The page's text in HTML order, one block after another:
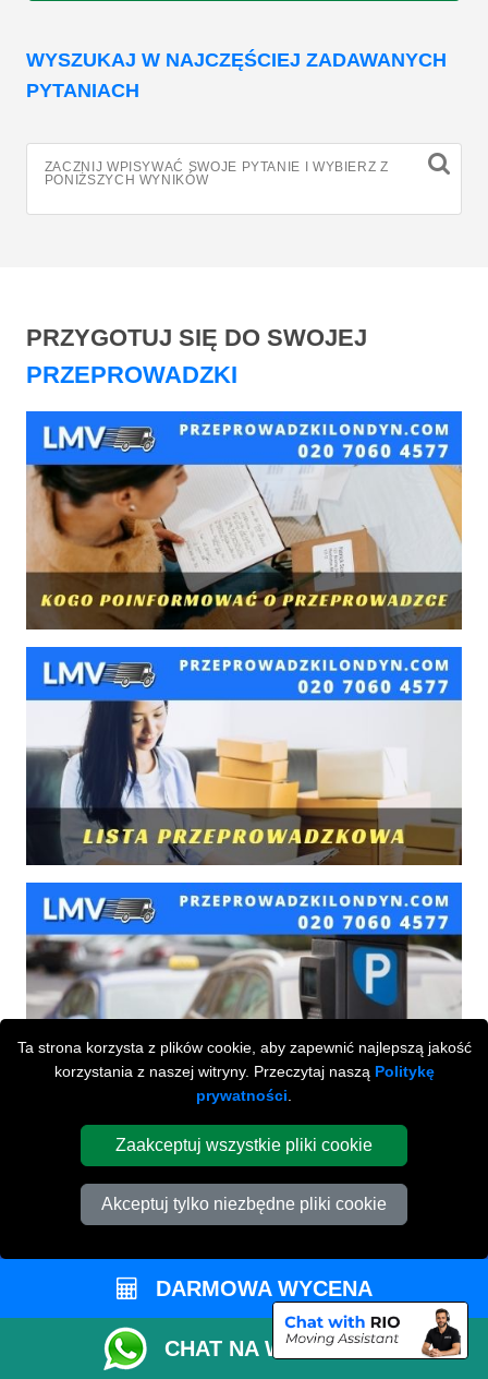
Ta strona korzysta z plików cookie, aby zapewnić najlepszą jakość
korzystania z naszej witryny. Przeczytaj naszą Politykę
prywatności
Zaakceptuj wszystkie pliki cookie
Akceptuj tylko niezbędne pliki cookie
WYSZUKAJ W NAJCZĘŚCIEJ ZADAWANYCH
PYTANIACH
ZACZNIJ WPISYWAĆ SWOJE PYTANIE I WYBIERZ Z
PONIŻSZYCH WYNIKÓW
PRZYGOTUJ SIĘ DO SWOJEJ
PRZEPROWADZKI
Przeprowadzki Londyn
673 Seven Sisters Road
N15 5LA London,UK
DARMOWA WYCENA
CHAT NA WHATSAPP